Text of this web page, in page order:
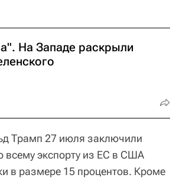
На Западе раскрыли
Трамп 27 июля заключили
всему экспорту из ЕС в США
в размере 15 процентов. Кроме